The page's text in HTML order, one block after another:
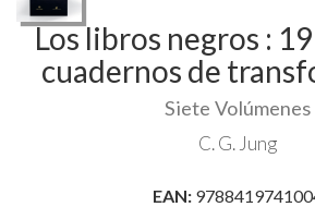
Los libros negros :
cuadernos de
Siete Volúmenes
C. G. Jung
EAN: